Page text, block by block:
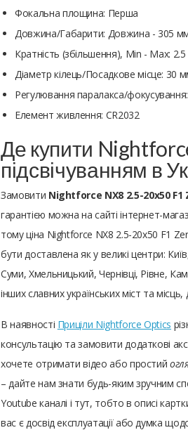
Фокальна площина: Перша
Довжина/Габарити: Довжина - 305
Кратність (збільшення), Min - Max:
Діаметр кілець/Посадкове місце: 30
Регулювання паралакса/
Елемент живлення: CR2032
Де купити
підсвічуванням в
Замовити Nightforce NX8 2.5-20x50 F1
гарантією можна на сайті інтернет-
тому ціна Nightforce NX8 2.5-20x50 F1
бути доставлена ​​як у великі центри:
Суми, Хмельницький, Чернівці, Рівне,
інших славних українських міст та
В наявності Приціли Nightforce Optics
консультацію та замовити додаткові
хочете отримати відео або простий
– дайте нам знати будь-яким зручним
Youtube каналі і тут, тобто в описі
вас є досвід експлуатації або думка